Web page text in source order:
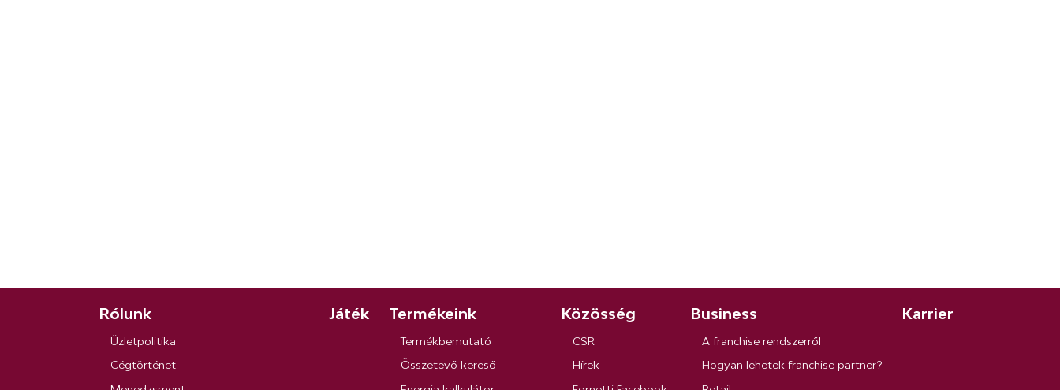
Rólunk
Üzletpolitika
Cégtörténet
Játék Termékeink
Termékbemutató
Összetevő kereső
Közösség
CSR
Hírek
Business
A franchise rendszerről
Hogyan lehetek franchise partner?
Karrier